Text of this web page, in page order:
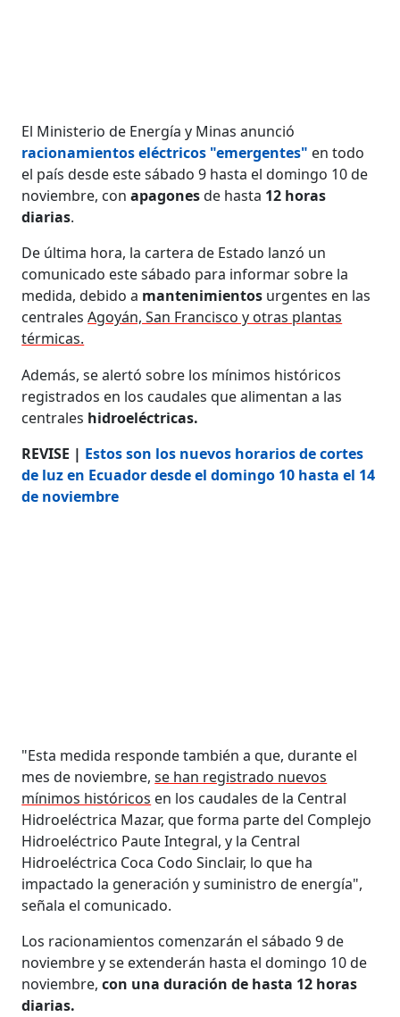
El Ministerio de Energía y Minas anunció
racionamientos eléctricos "emergentes" en todo
el país desde este sábado 9 hasta el domingo 10 de
noviembre, conapagonesde hasta 12 horas
diarias.
De última hora, la cartera de Estado lanzó un
comunicado este sábado para informar sobre la
medida, debido a mantenimientos urgentes en las
centralesAgoyán, San Francisco y otras plantas
térmicas.
Además, se alertó sobre los mínimos históricos
registrados en los caudales que alimentan a las
centrales hidroeléctricas.
REVISE | Estos son los nuevos horarios de cortes
de luz en Ecuador desde el domingo 10 hasta el 14
de noviembre
"Esta medida responde también a que, durante el
mes de noviembre,se han registrado nuevos
mínimos históricos en los caudales de la Central
Hidroeléctrica Mazar, que forma parte del Complejo
Hidroeléctrico Paute Integral, y la Central
Hidroeléctrica Coca Codo Sinclair, lo que ha
impactado la generación y suministro de energía",
señala el comunicado.
Los racionamientos comenzarán el sábado 9 de
noviembre y se extenderán hasta el domingo 10 de
noviembre,con una duración de hasta 12 horas
diarias.